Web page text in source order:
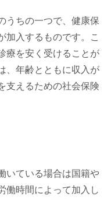
うちの一つで、健康保
加入するものです。こ
療を安く受けることが
、年齢とともに収入が
支えるための社会保険
いている場合は国籍や
働時間によって加入し